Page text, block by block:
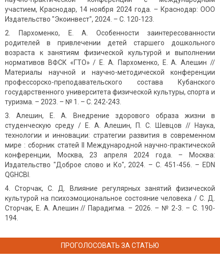
участием, Краснодар, 14 ноября 2024 года. – Краснодар: ООО
Издательство "Экоинвест", 2024. – С. 120-123.
Пархоменко, Е. А. Особенности заинтересованности
родителей в привлечении детей старшего дошкольного
возраста к занятиям физической культурой и выполнении
нормативов ВФСК «ГТО» / Е. А. Пархоменко, Е. А. Алешин //
Материалы научной и научно-методической конференции
профессорско-преподавательского состава Кубанского
государственного университета физической культуры, спорта и
туризма. – 2023. – № 1. – С. 242-243.
Алешин, Е. А. Внедрение здорового образа жизни в
студенческую среду / Е. А. Алешин, П. С. Шевцов // Наука,
технологии и инновации: стратегии развития в современном
мире : сборник статей II Международной научно-практической
конференции, Москва, 23 апреля 2024 года. – Москва:
Издательство "Доброе слово и Ко", 2024. – С. 451-456. – EDN
QGHCBI.
Сторчак, С. Д. Влияние регулярных занятий физической
культурой на психоэмоциональное состояние человека / С. Д.
Сторчак, Е. А. Алешин // Парадигма. – 2026. – № 2-3. – С. 190-
194.
ПРОГОЛОСОВАТЬ ЗА СТАТЬЮ